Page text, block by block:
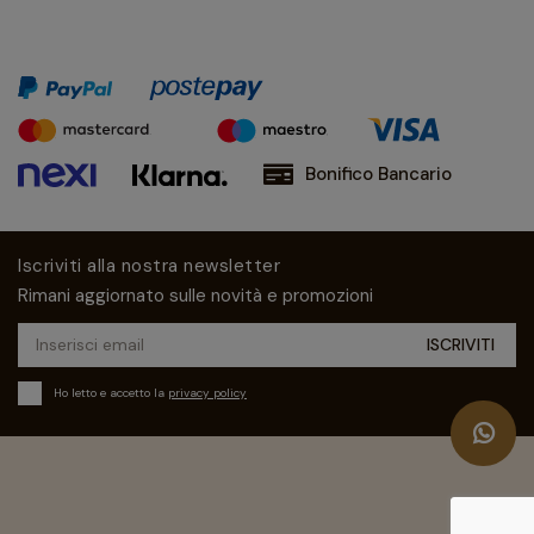
Bonifico Bancario
Iscriviti alla nostra newsletter
Rimani aggiornato sulle novità e promozioni
Ho letto e accetto la privacy policy